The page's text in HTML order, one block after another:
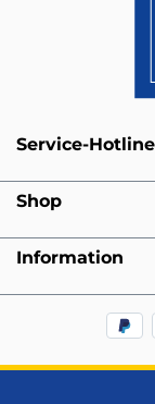
Service-Hotline
Shop
Information